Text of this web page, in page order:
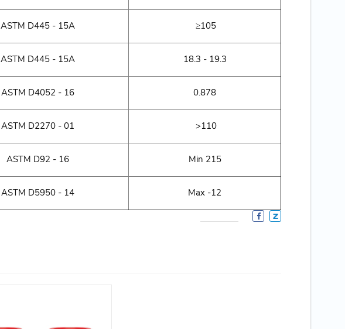
ASTM D445 - 15A ≥105
ASTM D445 - 15A 18.3 - 19.3
ASTM D4052 - 16 0.878
ASTM D2270 - 01 >110
ASTM D92 - 16 Min 215
ASTM D5950 - 14 Max -12